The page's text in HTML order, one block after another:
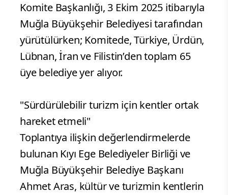
Komite Başkanlığı, 3 Ekim 2025 itibarıyla
Muğla Büyükşehir Belediyesi tarafından
yürütülürken; Komitede, Türkiye, Ürdün,
Lübnan, İran ve Filistin’den toplam 65
üye belediye yer alıyor.
"Sürdürülebilir turizm için kentler ortak
hareket etmeli"
Toplantıya ilişkin değerlendirmelerde
bulunan Kıyı Ege Belediyeler Birliği ve
Muğla Büyükşehir Belediye Başkanı
Ahmet Aras, kültür ve turizmin kentlerin